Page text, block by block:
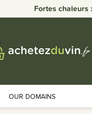
Fortes chaleurs
OUR DOMAINS